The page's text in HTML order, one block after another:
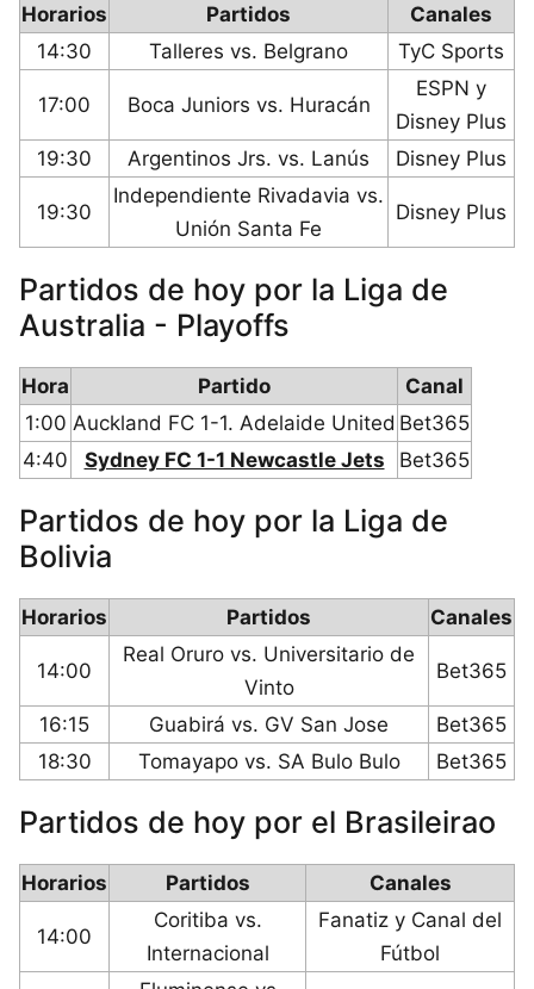
Horarios Partidos
Canales
14:30
Talleres vs. Belgrano TyC Sports
17:00 Boca Juniors vs. Huracán
ESPN y
Disney Plus
19:30
Argentinos Jrs. vs. Lanús Disney Plus
19:30
Independiente Rivadavia vs.
Unión Santa Fe
Disney Plus
Partidos de hoy por la Liga de
Australia - Playoffs
Hora Partido
Canal
1:00 Auckland FC 1-1. Adelaide United Bet365
4:40
Sydney FC 1-1 Newcastle Jets Bet365
Partidos de hoy por la Liga de
Bolivia
Horarios Partidos Canales
14:00
Real Oruro vs. Universitario de
Vinto
Bet365
16:15 Guabirá vs. GV San Jose
Bet365
18:30
Tomayapo vs. SA Bulo Bulo Bet365
Partidos de hoy por el Brasileirao
Horarios Partidos Canales
14:00
Coritiba vs.
Internacional
Fanatiz y Canal del
Fútbol